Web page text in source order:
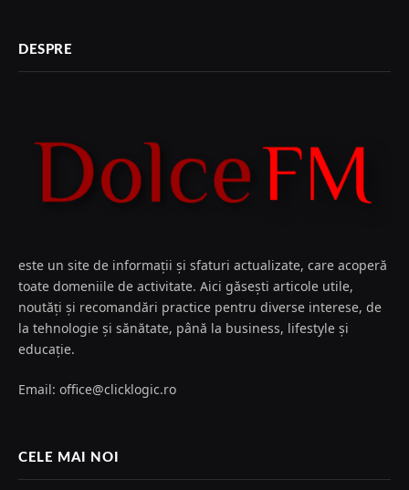
DESPRE
este un site de informații și sfaturi actualizate, care acoperă
toate domeniile de activitate. Aici găsești articole utile,
noutăți și recomandări practice pentru diverse interese, de
la tehnologie și sănătate, până la business, lifestyle și
educație.
Email: office@clicklogic.ro
CELE MAI NOI